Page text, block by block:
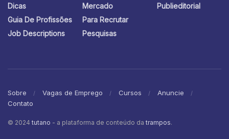
Dicas
Guia De Profissões
Job Descriptions
Mercado
Para Recrutar
Pesquisas
Publieditorial
Sobre Vagas de Emprego Cursos
Anuncie
Contato
© 2024 tutano - a plataforma de conteúdo da trampos.